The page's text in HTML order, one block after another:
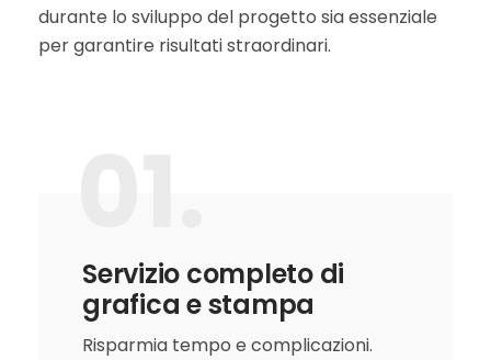
durante lo sviluppo del progetto sia essenziale
per garantire risultati straordinari.
Servizio completo di
grafica e stampa
Risparmia tempo e complicazioni.